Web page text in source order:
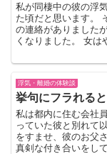
私が同棲中の彼の浮
た頃だと思います。
の連絡がありました
くなりました。 女は
浮気・離婚の体験談
挙句にフラれると
私は都内に住む会社
っていた彼と別れて
をすませ、彼のお父
真剣な付き合いをし